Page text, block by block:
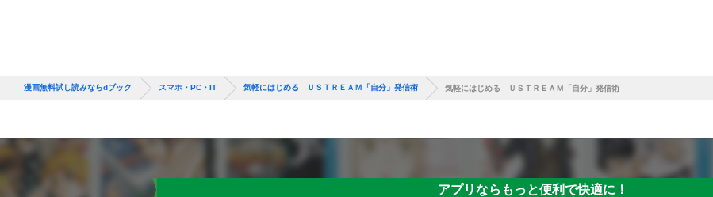
漫画無料試し読みならdブック スマホ・PC・IT 気軽にはじめる ＵＳＴＲＥＡＭ「自分」発信術 気軽にはじめる ＵＳＴＲＥＡＭ「自分」発信術
アプリならもっと便利で快適に！